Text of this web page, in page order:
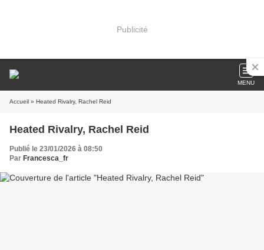
Publicité
MENU
Accueil » Heated Rivalry, Rachel Reid
Heated Rivalry, Rachel Reid
Publié le 23/01/2026 à 08:50
Par Francesca_fr